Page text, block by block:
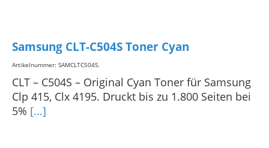
Samsung CLT-C504S Toner Cyan
Artikelnummer: SAMCLTC504S.
CLT – C504S – Original Cyan Toner für Samsung
Clp 415, Clx 4195. Druckt bis zu 1.800 Seiten bei
5% [...]